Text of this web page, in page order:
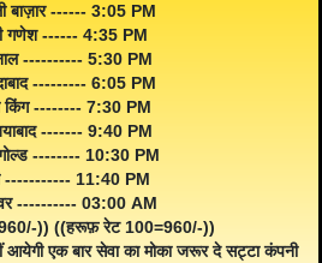
बाज़ार ------ 3:05 PM
गणेश ------ 4:35 PM
---------- 5:30 PM
--------- 6:05 PM
किंग -------- 7:30 PM
------- 9:40 PM
-------- 10:30 PM
----------- 11:40 PM
---------- 03:00 AM
)) ((हरूफ़ रेट 100=960/-))
एक बार सेवा का मोका जरूर दे सट्टा कंपनी